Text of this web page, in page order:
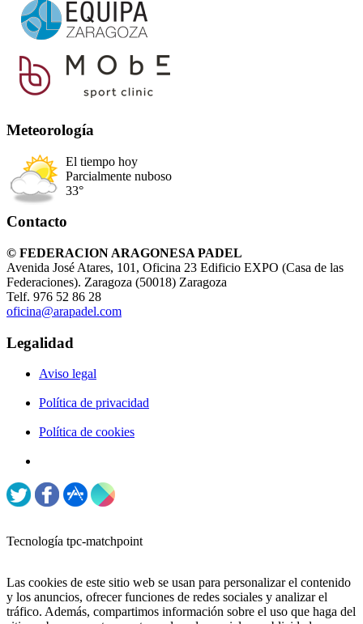
Meteorología
El tiempo hoy
Parcialmente nuboso
33°
Contacto
© FEDERACION ARAGONESA PADEL
Avenida José Atares, 101, Oficina 23 Edificio EXPO (Casa de las
Federaciones). Zaragoza (50018) Zaragoza
Telf. 976 52 86 28
oficina@arapadel.com
Legalidad
Aviso legal
Política de privacidad
Política de cookies
Tecnología tpc-matchpoint
Las cookies de este sitio web se usan para personalizar el contenido
y los anuncios, ofrecer funciones de redes sociales y analizar el
tráfico. Además, compartimos información sobre el uso que haga del